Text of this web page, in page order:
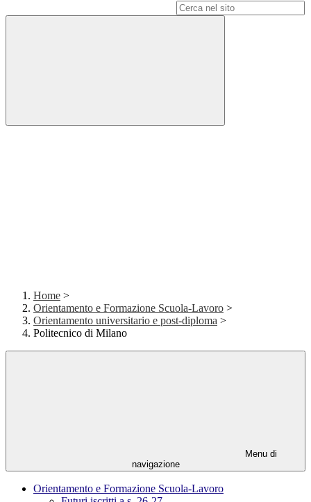
Home >
Orientamento e Formazione Scuola-Lavoro >
Orientamento universitario e post-diploma >
Politecnico di Milano
Menu di
navigazione
Orientamento e Formazione Scuola-Lavoro